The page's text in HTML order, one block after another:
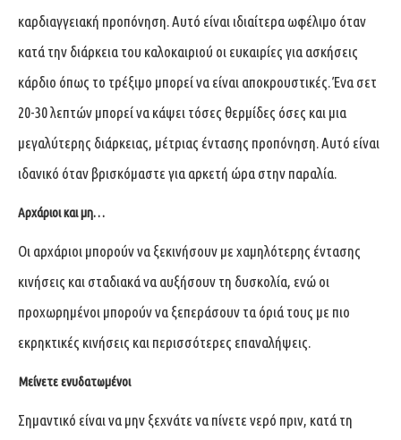
καρδιαγγειακή προπόνηση. Αυτό είναι ιδιαίτερα ωφέλιμο όταν
κατά την διάρκεια του καλοκαιριού οι ευκαιρίες για ασκήσεις
κάρδιο όπως το τρέξιμο μπορεί να είναι αποκρουστικές. Ένα σετ
20-30 λεπτών μπορεί να κάψει τόσες θερμίδες όσες και μια
μεγαλύτερης διάρκειας, μέτριας έντασης προπόνηση. Αυτό είναι
ιδανικό όταν βρισκόμαστε για αρκετή ώρα στην παραλία.
Αρχάριοι και μη…
Οι αρχάριοι μπορούν να ξεκινήσουν με χαμηλότερης έντασης
κινήσεις και σταδιακά να αυξήσουν τη δυσκολία, ενώ οι
προχωρημένοι μπορούν να ξεπεράσουν τα όριά τους με πιο
εκρηκτικές κινήσεις και περισσότερες επαναλήψεις.
Μείνετε ενυδατωμένοι
Σημαντικό είναι να μην ξεχνάτε να πίνετε νερό πριν, κατά τη